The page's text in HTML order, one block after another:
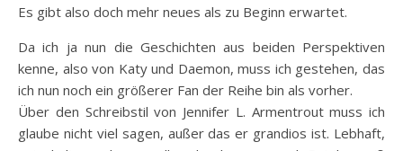
Es gibt also doch mehr neues als zu Beginn erwartet.
Da ich ja nun die Geschichten aus beiden Perspektiven
kenne, also von Katy und Daemon, muss ich gestehen, das
ich nun noch ein größerer Fan der Reihe bin als vorher.
Über den Schreibstil von Jennifer L. Armentrout muss ich
glaube nicht viel sagen, außer das er grandios ist. Lebhaft,